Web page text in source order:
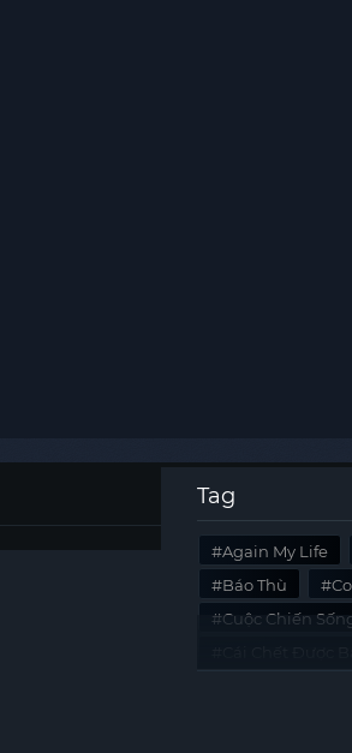
Tag
Again My Life
Báo Thù
Cuộc Chiến